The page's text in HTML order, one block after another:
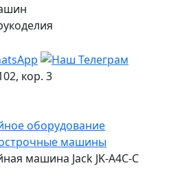
кор. 3
оборудование
машины
машина Jack JK-A4C-C